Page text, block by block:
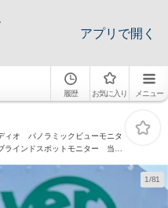
アプリで開く
履歴 お気に入り メニュー
ィオ パノラミックビューモニタ
インドスポットモニター 当店
1/81